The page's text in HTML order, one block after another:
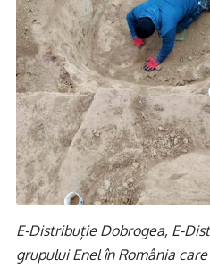
E-Distribuție Dobrogea, E-
grupului Enel în România